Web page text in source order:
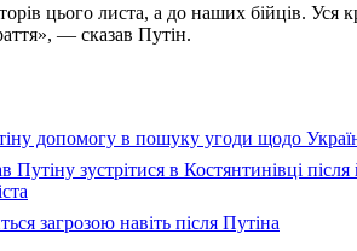
цього листа, а до наших бійців. Уся
— сказав Путін.
допомогу в пошуку угоди щодо
Путіну зустрітися в Костянтинівці після
загрозою навіть після Путіна